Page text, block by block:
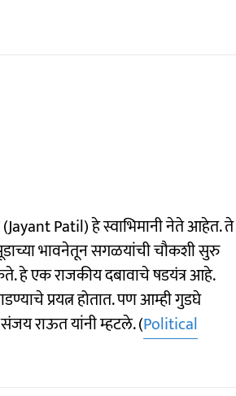
(Jayant Patil) हे स्वाभिमानी नेते आहेत. ते
भावनेतून सगळयांची चौकशी सुरु
हे एक राजकीय दबावाचे षडयंत्र आहे.
प्रयत्न होतात. पण आम्ही गुडघे
राऊत यांनी म्हटले. (Political